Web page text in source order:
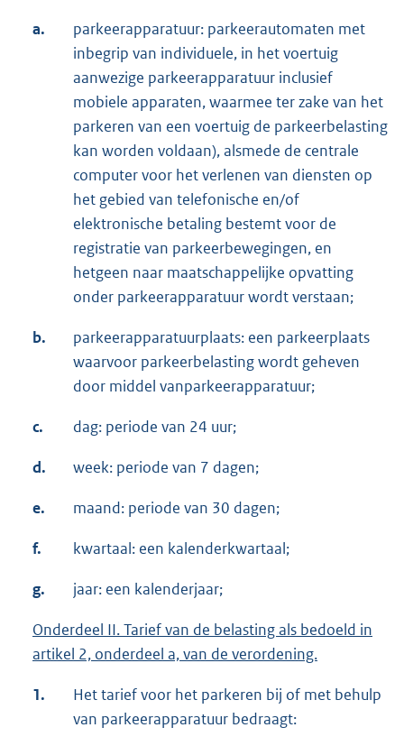
a.
parkeerapparatuur: parkeerautomaten met
inbegrip van individuele, in het voertuig
aanwezige parkeerapparatuur inclusief
mobiele apparaten, waarmee ter zake van het
parkeren van een voertuig de parkeerbelasting
kan worden voldaan), alsmede de centrale
computer voor het verlenen van diensten op
het gebied van telefonische en/of
elektronische betaling bestemt voor de
registratie van parkeerbewegingen, en
hetgeen naar maatschappelijke opvatting
onder parkeerapparatuur wordt verstaan;
b.
parkeerapparatuurplaats: een parkeerplaats
waarvoor parkeerbelasting wordt geheven
door middel vanparkeerapparatuur;
c. dag: periode van 24 uur;
d. week: periode van 7 dagen;
e. maand: periode van 30 dagen;
f. kwartaal: een kalenderkwartaal;
g. jaar: een kalenderjaar;
Onderdeel II. Tarief van de belasting als bedoeld in
artikel 2, onderdeel a, van de verordening.
1.
Het tarief voor het parkeren bij of met behulp
van parkeerapparatuur bedraagt: